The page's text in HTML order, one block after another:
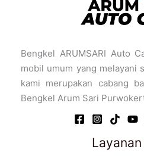
Bengkel ARUMSARI Auto
mobil umum yang melayani
kami merupakan cabang
Bengkel Arum Sari